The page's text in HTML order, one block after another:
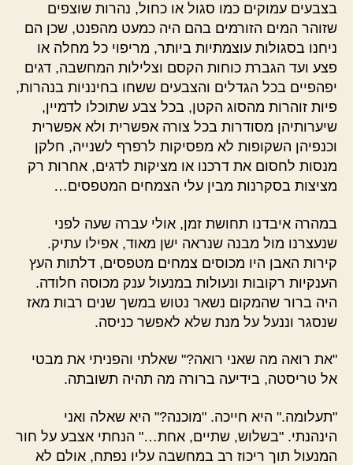
בצבעים עמוקים כמו סגול או כחול, נהרות שוצפים
שזוהר המים הזורמים בהם היה כמעט מהפנט, שכן הם
ניחנו בסגולות עוצמתיות ביותר, מריפוי כל מחלה או
פצע ועד הגברת כוחות הקסם וצלילות המחשבה, דגים
יפהפיים בכל הגדלים והצבעים ששחו בחינניות בנהרות,
פיות זוהרות מהסוג הקטן, בכל צבע שתוכלו לדמיין,
שיערותיהן מסודרות בכל צורה אפשרית ולא אפשרית
וכנפיהן השקופות לא מפסיקות לרפרף לשנייה, חלקן
מנסות לחסום את דרכנו או מציקות לדגים, אחרות רק
מציצות בסקרנות מבין עלי הצמחים המטפסים…
במהרה איבדנו תחושת זמן, אולי עברה שעה לפני
שנעצרנו מול מבנה שנראה ישן מאוד, אפילו עתיק.
קירות האבן היו מכוסים צמחים מטפסים, דלתות העץ
הענקיות רקובות ונעולות במנעול ענק מכוסה חלודה.
היה ברור שהמקום נשאר נטוש במשך שנים רבות מאז
שנסגר וננעל על מנת שלא לאפשר כניסה.
"את רואה מה שאני רואה?" שאלתי והפניתי את מבטי
אל טריסטה, בידיעה ברורה מה תהיה תשובתה.
"תעלומה." היא חייכה. "מוכנה?" היא שאלה ואני
הינהנתי. "בשלוש, שתיים, אחת…" הנחתי אצבע על חור
המנעול תוך ריכוז רב במחשבה עליו נפתח, אולם לא